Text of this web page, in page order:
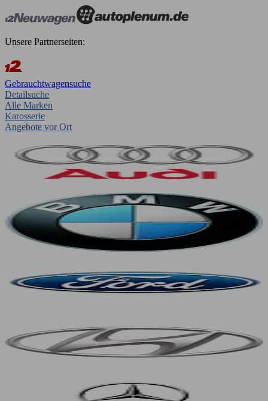
Unsere Partnerseiten:
Gebrauchtwagensuche
Detailsuche
Alle Marken
Karosserie
Angebote vor Ort